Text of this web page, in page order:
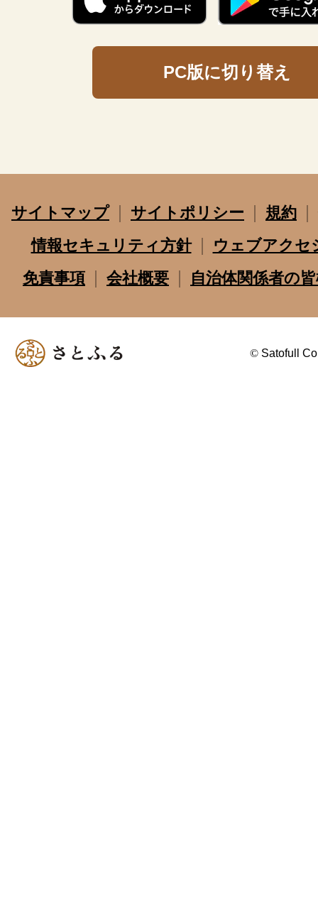
PC版に切り替え
サイトマップ サイトポリシー
規約
情報セキュリティ方針
ウェブアクセ
免責事項
会社概要 自治体関係者の
© Satofull